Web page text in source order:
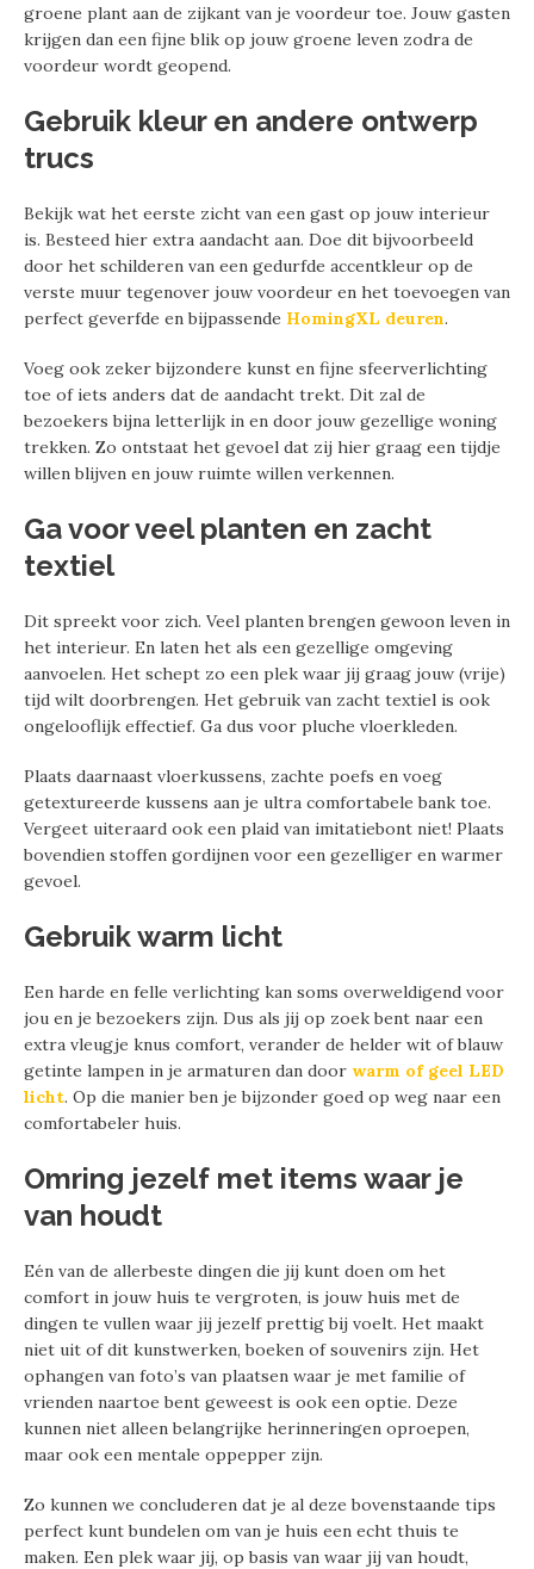
groene plant aan de zijkant van je voordeur toe. Jouw gasten
krijgen dan een fijne blik op jouw groene leven zodra de
voordeur wordt geopend.
Gebruik kleur en andere ontwerp
trucs
Bekijk wat het eerste zicht van een gast op jouw interieur
is. Besteed hier extra aandacht aan. Doe dit bijvoorbeeld
door het schilderen van een gedurfde accentkleur op de
verste muur tegenover jouw voordeur en het toevoegen van
perfect geverfde en bijpassende HomingXL deuren.
Voeg ook zeker bijzondere kunst en fijne sfeerverlichting
toe of iets anders dat de aandacht trekt. Dit zal de
bezoekers bijna letterlijk in en door jouw gezellige woning
trekken. Zo ontstaat het gevoel dat zij hier graag een tijdje
willen blijven en jouw ruimte willen verkennen.
Ga voor veel planten en zacht
textiel
Dit spreekt voor zich. Veel planten brengen gewoon leven in
het interieur. En laten het als een gezellige omgeving
aanvoelen. Het schept zo een plek waar jij graag jouw (vrije)
tijd wilt doorbrengen. Het gebruik van zacht textiel is ook
ongelooflijk effectief. Ga dus voor pluche vloerkleden.
Plaats daarnaast vloerkussens, zachte poefs en voeg
getextureerde kussens aan je ultra comfortabele bank toe.
Vergeet uiteraard ook een plaid van imitatiebont niet! Plaats
bovendien stoffen gordijnen voor een gezelliger en warmer
gevoel.
Gebruik warm licht
Een harde en felle verlichting kan soms overweldigend voor
jou en je bezoekers zijn. Dus als jij op zoek bent naar een
extra vleugje knus comfort, verander de helder wit of blauw
getinte lampen in je armaturen dan door warm of geel LED
licht. Op die manier ben je bijzonder goed op weg naar een
comfortabeler huis.
Omring jezelf met items waar je
van houdt
Eén van de allerbeste dingen die jij kunt doen om het
comfort in jouw huis te vergroten, is jouw huis met de
dingen te vullen waar jij jezelf prettig bij voelt. Het maakt
niet uit of dit kunstwerken, boeken of souvenirs zijn. Het
ophangen van foto’s van plaatsen waar je met familie of
vrienden naartoe bent geweest is ook een optie. Deze
kunnen niet alleen belangrijke herinneringen oproepen,
maar ook een mentale oppepper zijn.
Zo kunnen we concluderen dat je al deze bovenstaande tips
perfect kunt bundelen om van je huis een echt thuis te
maken. Een plek waar jij, op basis van waar jij van houdt,